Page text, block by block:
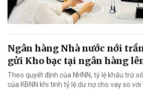
Ngân hàng Nhà nước nới
gửi Kho bạc tại ngân hàng
Theo quyết định của NHNN, tỷ lệ khấu trừ
của KBNN khi tính tỷ lệ dư nợ cho vay so